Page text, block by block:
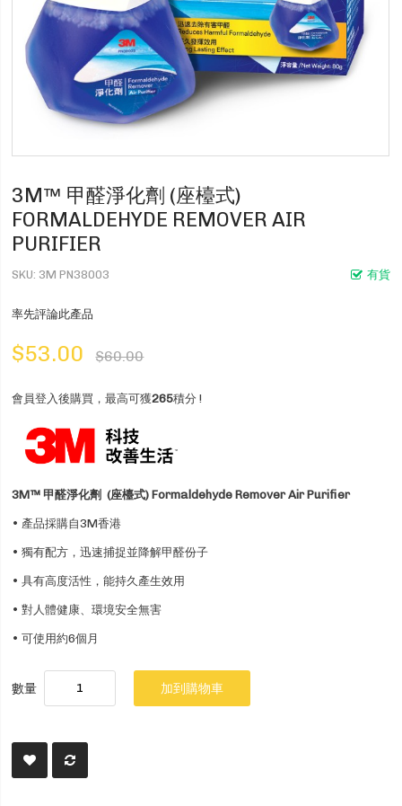
3M™ 甲醛淨化劑 (座檯式)
FORMALDEHYDE REMOVER AIR
PURIFIER
有貨
SKU 3M PN38003
率先評論此產品
$53.00 $60.00
會員登入後購買，最高可獲265積分 !
3M™ 甲醛淨化劑 (座檯式)Formaldehyde Remover Air Purifier
• 產品採購自3M香港
• 獨有配方，迅速捕捉並降解甲醛份子
• 具有高度活性，能持久產生效用
• 對人體健康、環境安全無害
• 可使用約6個月
數量 加到購物車